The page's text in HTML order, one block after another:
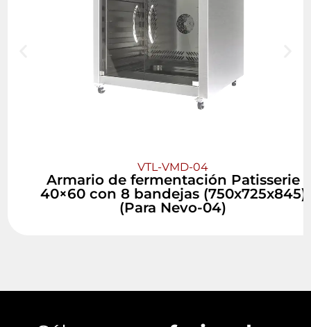
VTL-VMD-04
Armario de fermentación Patisserie
40×60 con 8 bandejas (750x725x845)
(Para Nevo-04)